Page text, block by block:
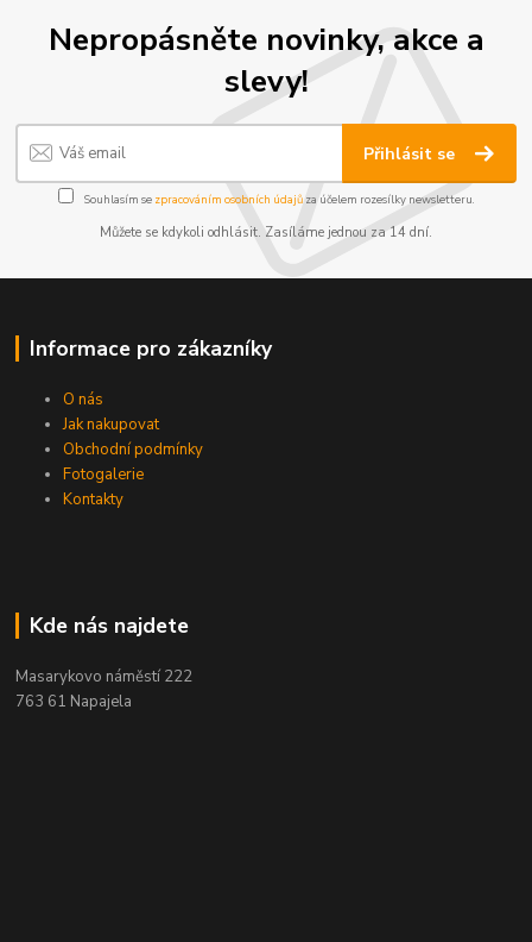
Nepropásněte novinky, akce a
slevy!
Přihlásit se
Souhlasím se zpracováním osobních údajůza účelem rozesílky newsletteru.
Můžete se kdykoli odhlásit. Zasíláme jednou za 14 dní.
Informace pro zákazníky
O nás
Jak nakupovat
Obchodní podmínky
Fotogalerie
Kontakty
Kde nás najdete
Masarykovo náměstí 222
763 61 Napajela